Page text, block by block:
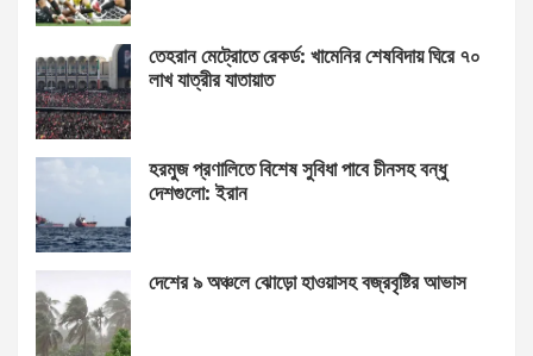
তেহরান মেট্রোতে রেকর্ড: খামেনির শেষবিদায় ঘিরে ৭০
লাখ যাত্রীর যাতায়াত
হরমুজ প্রণালিতে বিশেষ সুবিধা পাবে চীনসহ বন্ধু
দেশগুলো: ইরান
দেশের ৯ অঞ্চলে ঝোড়ো হাওয়াসহ বজ্রবৃষ্টির আভাস